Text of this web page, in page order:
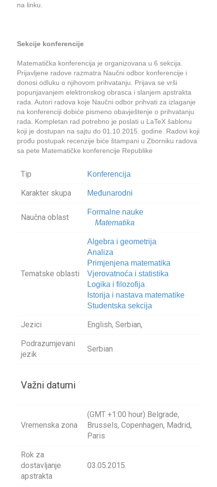
na linku.
Sekcije konferencije
Matematička konferencija je organizovana u 6 sekcija.
Prijavljene radove razmatra Naučni odbor konferencije i
donosi odluku o njihovom prihvatanju. Prijava se vrši
popunjavanjem elektronskog obrasca i slanjem apstrakta
rada. Autori radova koje Naučni odbor prihvati za izlaganje
na konferenciji dobiće pismeno obavještenje o prihvatanju
rada. Kompletan rad potrebno je poslati u LaTeX šablonu
koji je dostupan na sajtu do 01.10.2015. godine. Radovi koji
prođu postupak recenzije biće štampani u Zborniku radova
sa pete Matematičke konferencije Republike
Tip Konferencija
Karakter skupa Međunarodni
Naučna oblast
Formalne nauke
Matematika
Tematske oblasti
Algebra i geometrija
Analiza
Primjenjena matematika
Vjerovatnoća i statistika
Logika i filozofija
Istorija i nastava matematike
Studentska sekcija
Jezici English, Serbian,
Podrazumjevani
jezik
Serbian
Važni datumi
Vremenska zona
(GMT +1:00 hour) Belgrade,
Brussels, Copenhagen, Madrid,
Paris
Rok za
dostavljanje
apstrakta
03.05.2015.